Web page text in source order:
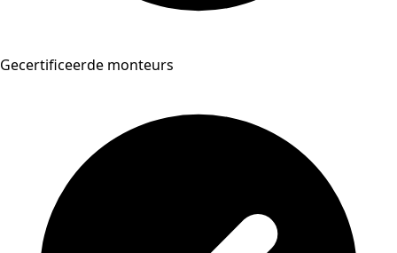
Gecertificeerde monteurs